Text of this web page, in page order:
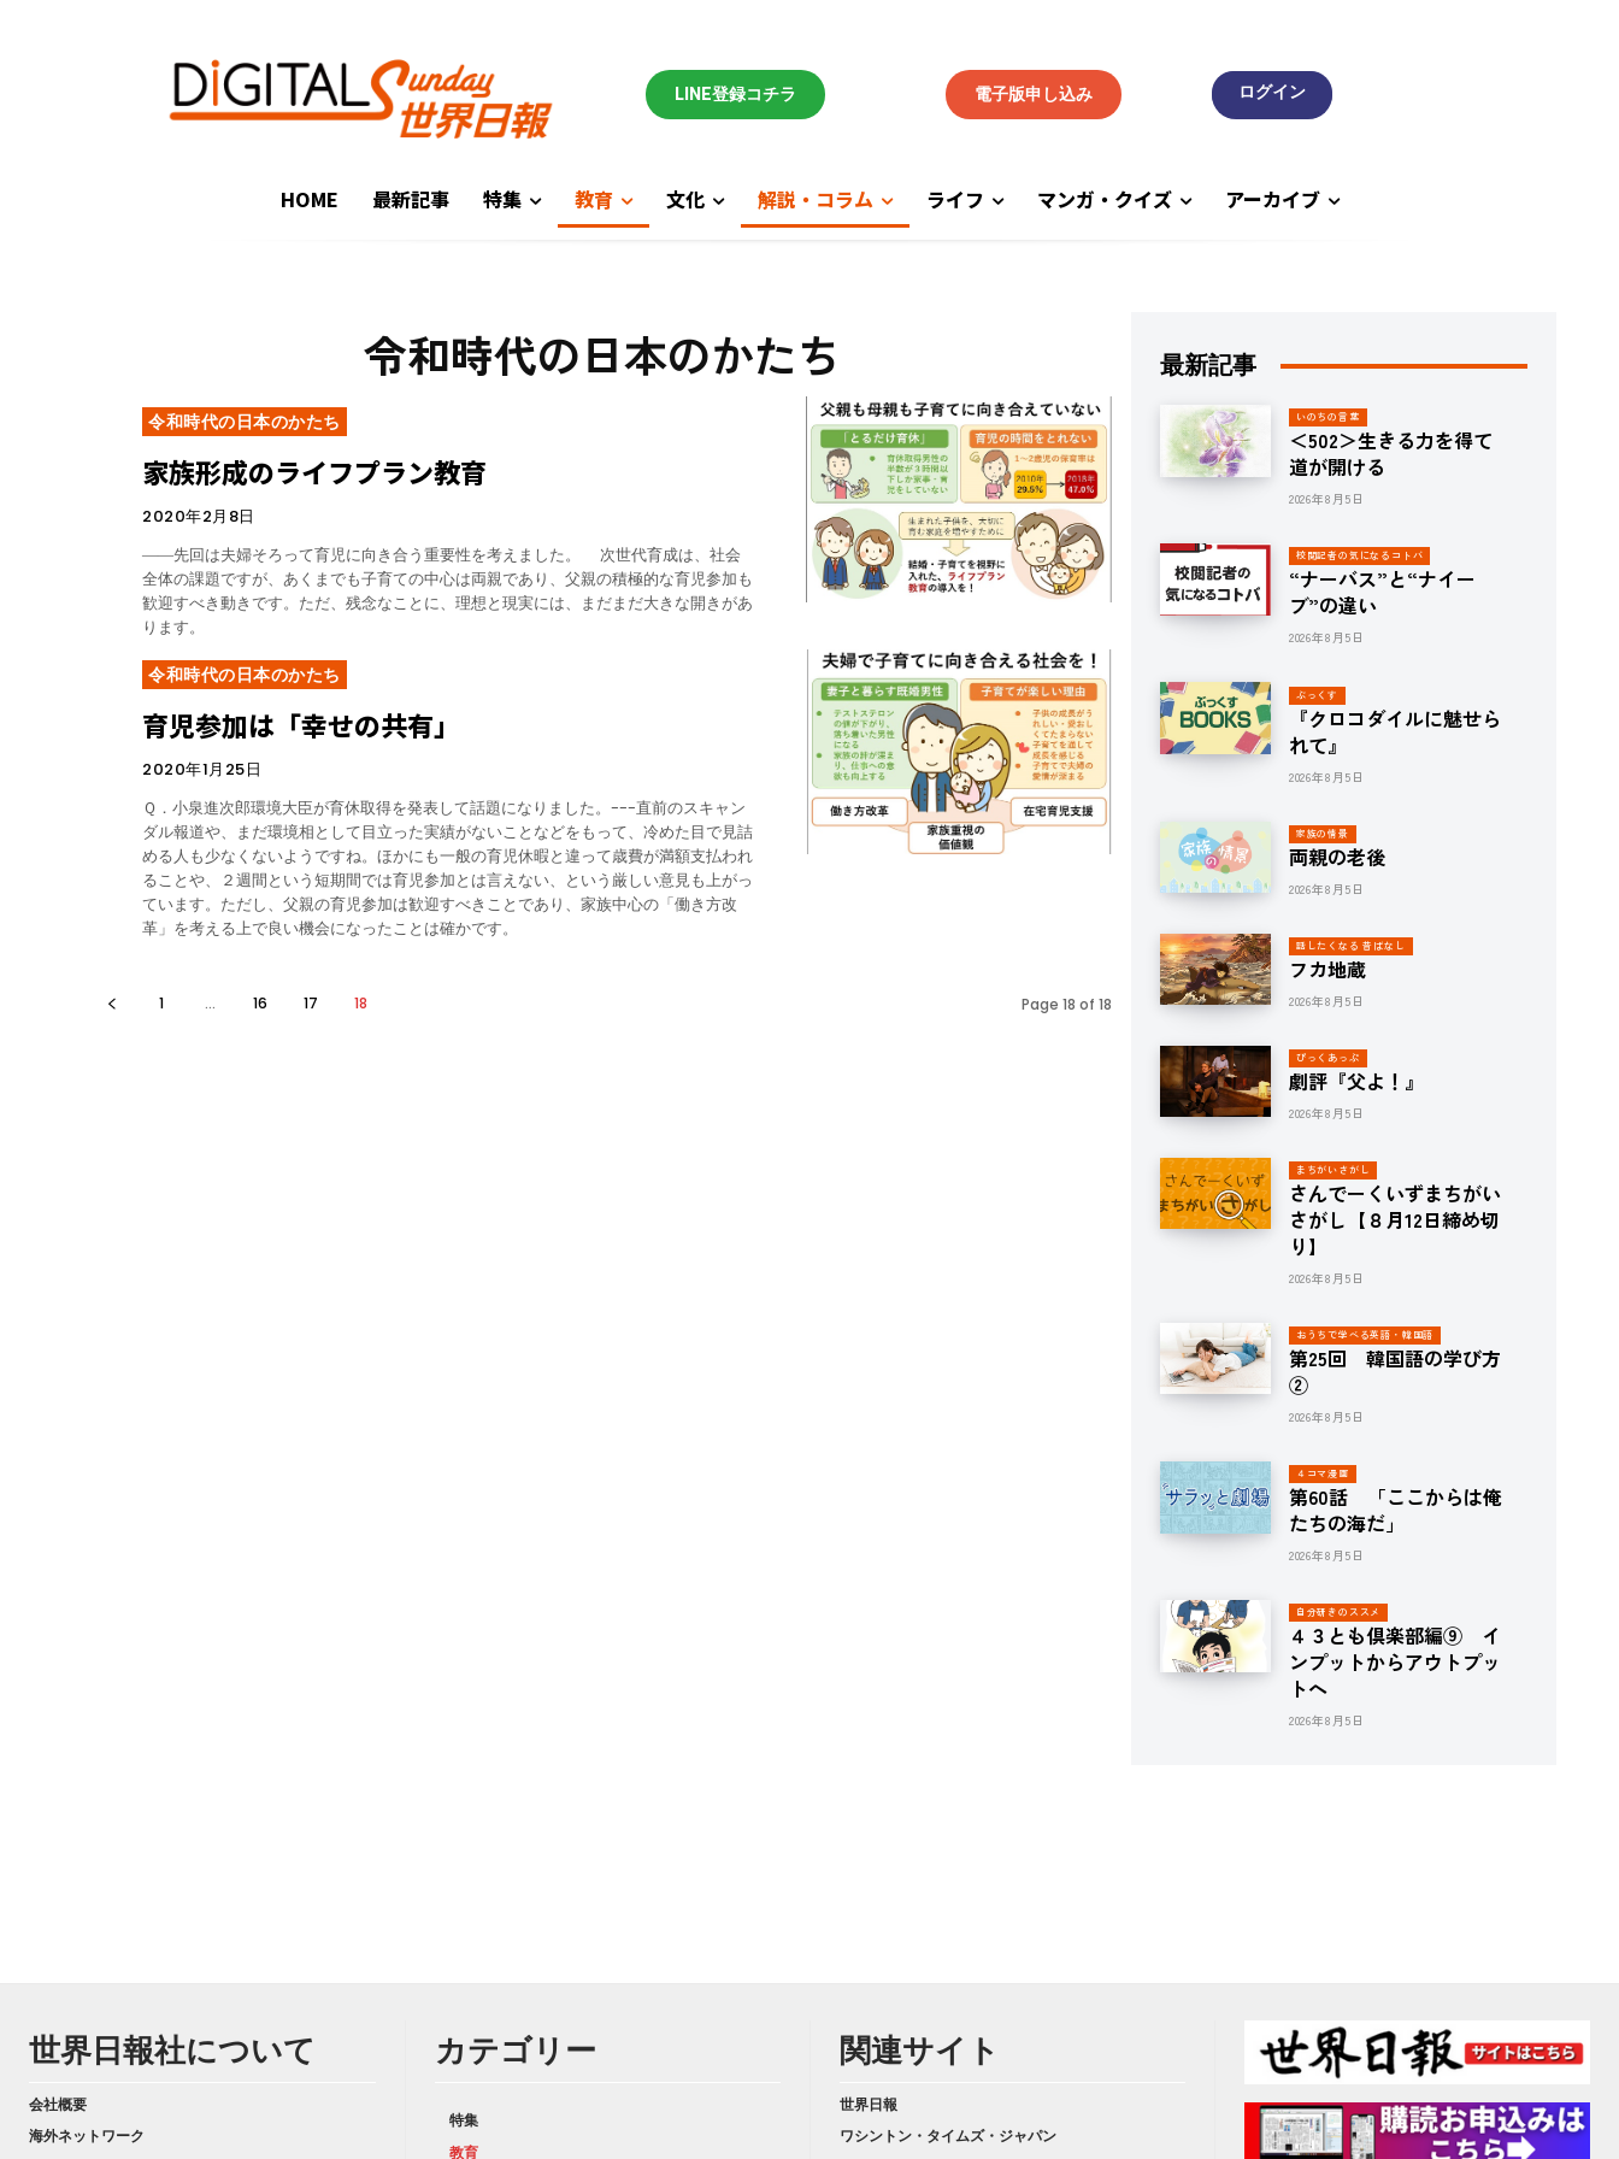
LINE登録コチラ 電子版申し込み
HOME 最新記事 特集 教育 文化 解説・コラム ライフ マンガ・クイズ アーカイブ
令和時代の日本のかたち
令和時代の日本のかたち
家族形成のライフプラン教育
2020年2月8日
――先回は夫婦そろって育児に向き合う重要性を考えました。 次世代育成は、社会
全体の課題ですが、あくまでも子育ての中心は両親であり、父親の積極的な育児参加も
歓迎すべき動きです。ただ、残念なことに、理想と現実には、まだまだ大きな開きがあ
ります。
令和時代の日本のかたち
育児参加は「幸せの共有」
2020年1月25日
Ｑ．小泉進次郎環境大臣が育休取得を発表して話題になりました。---直前のスキャン
ダル報道や、まだ環境相として目立った実績がないことなどをもって、冷めた目で見詰
める人も少なくないようですね。ほかにも一般の育児休暇と違って歳費が満額支払われ
ることや、２週間という短期間では育児参加とは言えない、という厳しい意見も上がっ
ています。ただし、父親の育児参加は歓迎すべきことであり、家族中心の「働き方改
革」を考える上で良い機会になったことは確かです。
1 ... 16 17 18 Page 18 of 18
最新記事
いのちの言葉
＜502＞生きる力を得て
道が開ける
2026年8月5日
校閲記者の気になるコトバ
“ナーバス”と“ナイー
ブ”の違い
2026年8月5日
ぶっくす
『クロコダイルに魅せら
れて』
2026年8月5日
家族の情景
両親の老後
2026年8月5日
話したくなる 昔ばなし
フカ地蔵
2026年8月5日
ぴっくあっぷ
劇評『父よ！』
2026年8月5日
まちがいさがし
さんでーくいずまちがい
さがし【８月12日締め切
り】
2026年8月5日
おうちで学べる英語・韓国語
第25回 韓国語の学び方
②
2026年8月5日
４コマ漫画
第60話 「ここからは俺
たちの海だ」
2026年8月5日
自分研きのススメ
４３とも倶楽部編⑨ イ
ンプットからアウトプッ
トへ
2026年8月5日
世界日報社について
会社概要
海外ネットワーク
カテゴリー
特集
教育
関連サイト
世界日報
ワシントン・タイムズ・ジャパン